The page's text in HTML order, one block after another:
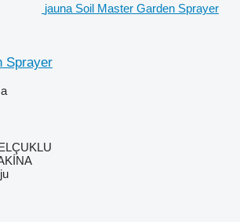
jauna Soil Master Garden Sprayer
Sprayer